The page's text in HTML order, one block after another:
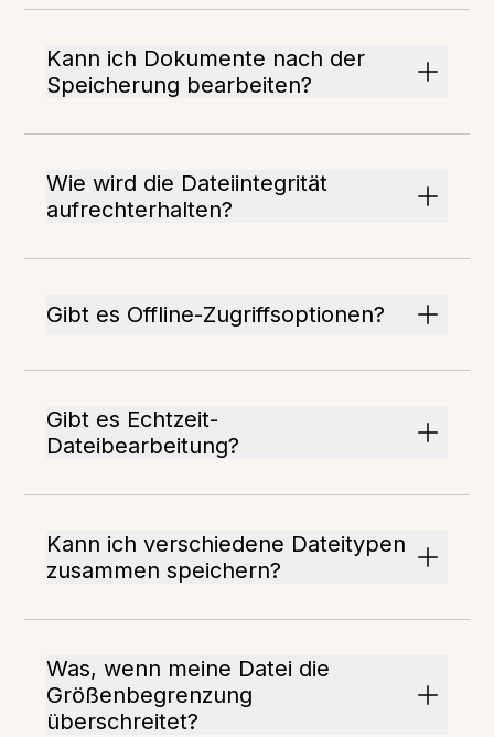
Kann ich Dokumente nach der
Speicherung bearbeiten?
Wie wird die Dateiintegrität
aufrechterhalten?
Gibt es Offline-Zugriffsoptionen?
Gibt es Echtzeit-
Dateibearbeitung?
Kann ich verschiedene Dateitypen
zusammen speichern?
Was, wenn meine Datei die
Größenbegrenzung
überschreitet?